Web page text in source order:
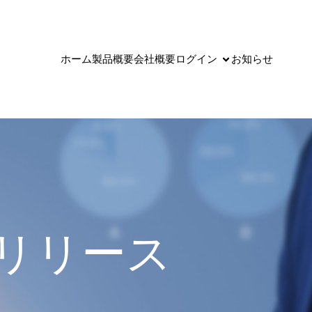
ホーム製品概要会社概要ログイン お知らせ
リース